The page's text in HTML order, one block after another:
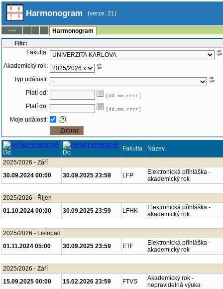
Harmonogram (verze: 21)
--:--
Harmonogram
Filtr:
Fakulta:
Akademický rok:
Typ události:
Platí od:
[dd.mm.rrrr]
Platí do: [dd.mm.rrrr]
Moje události:
Od Do
Fakulta
Název
2025/2026 - Září
30.09.2024 00:00
30.09.2025 23:59 LFP
Elektronická přihláška -
akademický rok
2025/2026 - Říjen
01.10.2024 00:00
30.09.2025 23:59 LFHK
Elektronická přihláška -
akademický rok
2025/2026 - Listopad
01.11.2024 05:00
30.09.2025 23:59 ETF
Elektronická přihláška -
akademický rok
2025/2026 - Září
15.09.2025 00:00
15.02.2026 23:59 FTVS
Akademický rok -
nepravidelná výuka